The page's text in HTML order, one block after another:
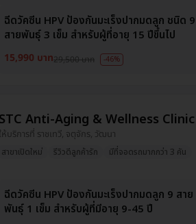
ฉีดวัคซีน HPV ป้องกันมะเร็งปากมดลูก ชนิด 9
สายพันธุ์ 3 เข็ม สำหรับผู้ที่อายุ 15 ปีขึ้นไป
15,990 บาท29,500 บาท -46%
STC Anti-Aging & Wellness Clinic
ให้บริการที่ ราชเทวี, จตุจักร, วัฒนา
สาขาเปิดใหม่ รีวิวดีลูกค้ารัก มีที่จอดรถมากกว่า 3 คัน
ฉีดวัคซีน HPV ป้องกันมะเร็งปากมดลูก 9 สาย
พันธุ์ 1 เข็ม สำหรับผู้ที่มีอายุ 9-45 ปี